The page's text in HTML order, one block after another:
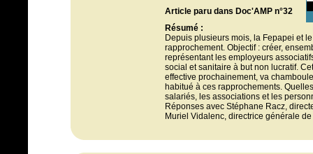
Article paru dans Doc'AMP n°32
Résumé :
Depuis plusieurs mois, la Fepapei et
rapprochement. Objectif : créer,
représentant les employeurs
social et sanitaire à but non lucratif.
effective prochainement, va
habitué à ces rapprochements.
salariés, les associations et les
Réponses avec Stéphane Racz,
Muriel Vidalenc, directrice générale